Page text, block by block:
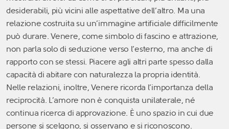
desiderabili, più vicini alle aspettative dell’altro. Ma una
relazione costruita su un’immagine artificiale difficilmente
può durare. Venere, come simbolo di fascino e attrazione,
non parla solo di seduzione verso l’esterno, ma anche di
rapporto con se stessi. Piacere agli altri parte spesso dalla
capacità di abitare con naturalezza la propria identità.
Nelle relazioni, inoltre, Venere ricorda l’importanza della
reciprocità. L’amore non è conquista unilaterale, né
continua ricerca di approvazione. È uno spazio in cui due
persone si scelgono, si osservano e si riconoscono.